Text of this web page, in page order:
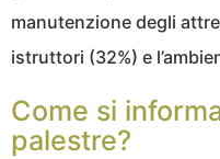
manutenzione degli
istruttori (32%) e
Come si
palestre?